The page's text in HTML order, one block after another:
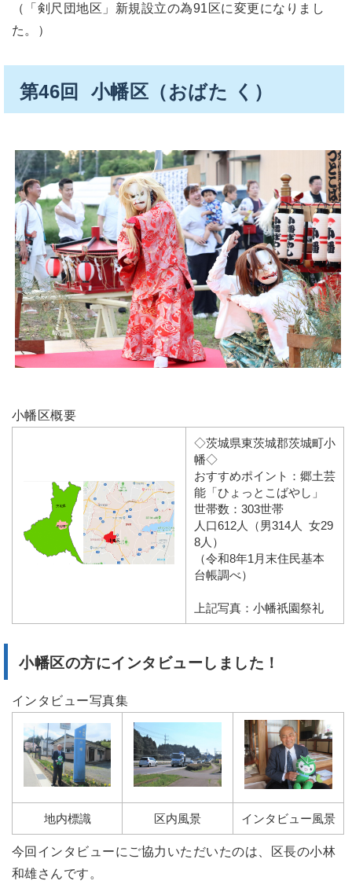
（「剣尺団地区」新規設立の為91区に変更になりまし
た。）
第46回 小幡区（おばた く）
小幡区概要
◇茨城県東茨城郡茨城町小
幡◇
おすすめポイント：郷土芸
能「ひょっとこばやし」
世帯数：303世帯
人口612人（男314人 女29
8人）
（令和8年1月末住民基本
台帳調べ）
上記写真：小幡祇園祭礼
小幡区の方にインタビューしました！
インタビュー写真集
地内標識 区内風景 インタビュー風景
今回インタビューにご協力いただいたのは、区長の小林
和雄さんです。